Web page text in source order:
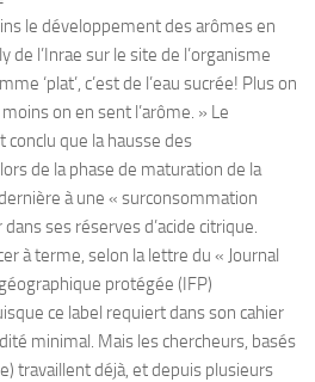
le développement des arômes en
de l’Inrae sur le site de l’organisme
‘plat’, c’est de l’eau sucrée! Plus on
on en sent l’arôme. » Le
que la hausse des
de la phase de maturation de la
à une « surconsommation
ses réserves d’acide citrique.
à terme, selon la lettre du « Journal
protégée (IFP)
ce label requiert dans son cahier
minimal. Mais les chercheurs, basés
travaillent déjà, et depuis plusieurs